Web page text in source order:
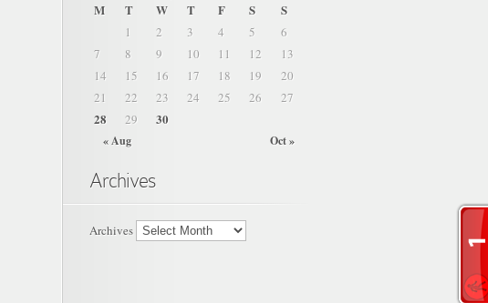
M T W T F S S
« Aug Oct »
1 2 3 4 5
6
7
8 9 10 11 12
13
14
15 16 17 18 19
20
21
22 23 24 25 26 27
28 29 30
Archives
Archives